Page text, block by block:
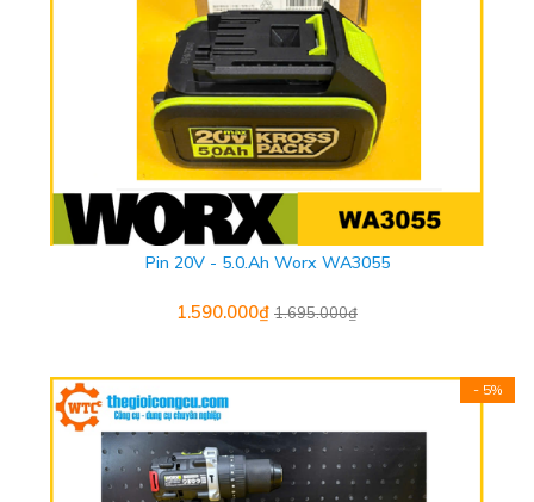
Pin 20V - 5.0.Ah Worx WA3055
1.590.000₫ 1.695.000₫
- 5%